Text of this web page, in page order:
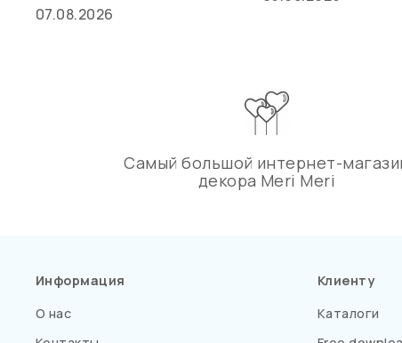
07.08.2026
Самый большой интернет-
декора Meri Meri
Информация
О нас
Клиенту
Каталоги